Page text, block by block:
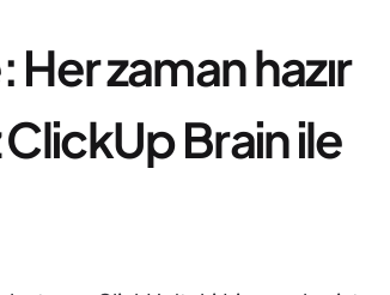
zaman hazır
ClickUp Brain ile